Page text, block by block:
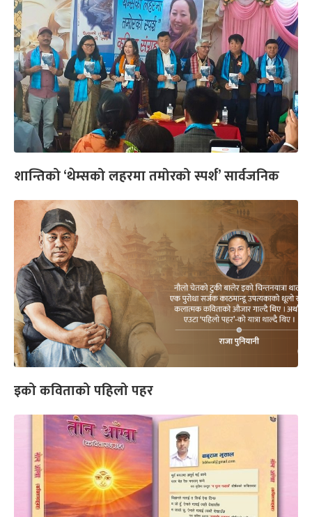
शान्तिको ‘थेम्सको लहरमा तमोरको स्पर्श’ सार्वजनिक
इको कविताको पहिलो पहर